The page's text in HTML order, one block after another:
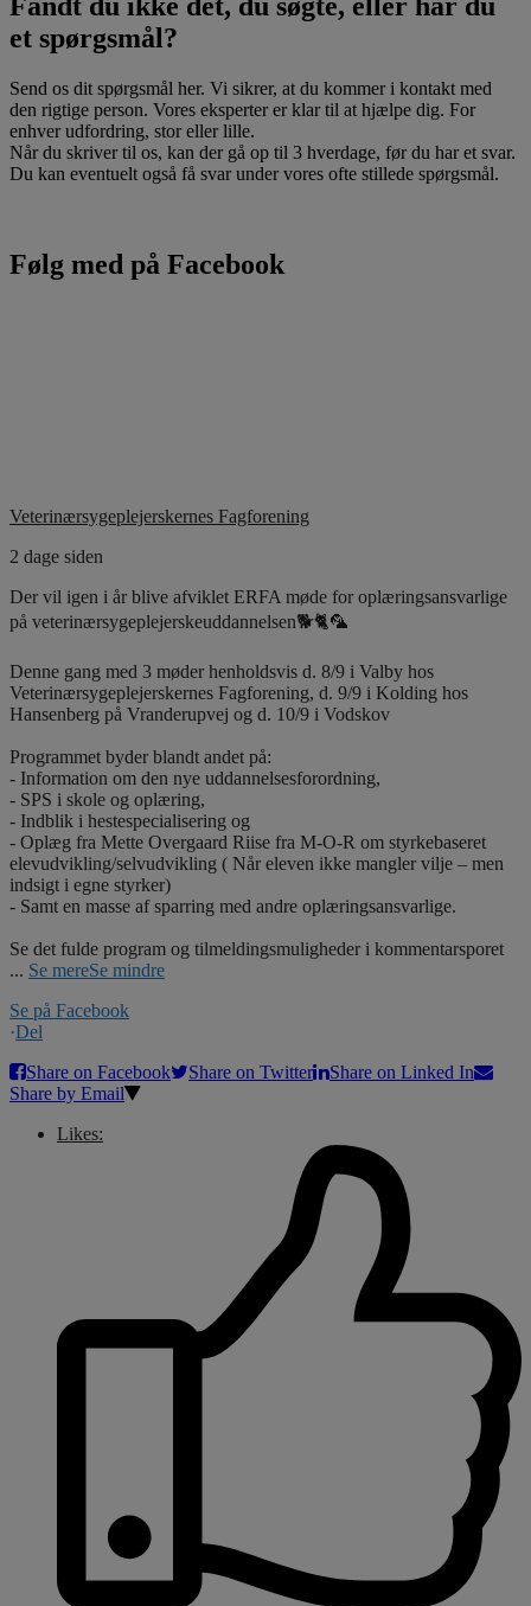
et spørgsmål?
Send os dit spørgsmål her. Vi sikrer, at du kommer i kontakt med
den rigtige person. Vores eksperter er klar til at hjælpe dig. For
enhver udfordring, stor eller lille.
Når du skriver til os, kan der gå op til 3 hverdage, før du har et svar.
Du kan eventuelt også få svar under vores ofte stillede spørgsmål.
Følg med på Facebook
Veterinærsygeplejerskernes Fagforening
2 dage siden
Der vil igen i år blive afviklet ERFA møde for oplæringsansvarlige
på veterinærsygeplejerskeuddannelsen🐕🐈🦜
Denne gang med 3 møder henholdsvis d. 8/9 i Valby hos
Veterinærsygeplejerskernes Fagforening, d. 9/9 i Kolding hos
Hansenberg på Vranderupvej og d. 10/9 i Vodskov
Programmet byder blandt andet på:
- Information om den nye uddannelsesforordning,
- SPS i skole og oplæring,
- Indblik i hestespecialisering og
- Oplæg fra Mette Overgaard Riise fra M-O-R om styrkebaseret
elevudvikling/selvudvikling ( Når eleven ikke mangler vilje – men
indsigt i egne styrker)
- Samt en masse af sparring med andre oplæringsansvarlige.
Se det fulde program og tilmeldingsmuligheder i kommentarsporet
... Se mereSe mindre
Se på Facebook
·Del
Share on Facebook
Share on Twitter
Share on Linked In
Share by Email
Likes: